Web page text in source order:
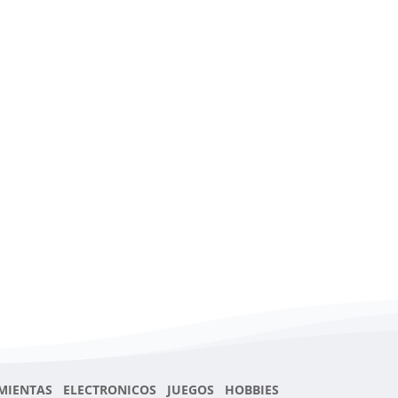
ELECTRONICOS JUEGOS HOBBIES